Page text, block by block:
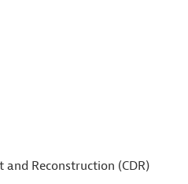
Reconstruction (CDR)